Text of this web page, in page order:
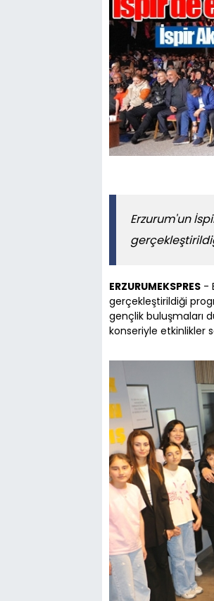
Erzurum'un
ERZURUMEKSPRES -
gerçekleştirildiği
gençlik buluşmaları
konseriyle etkinlikler